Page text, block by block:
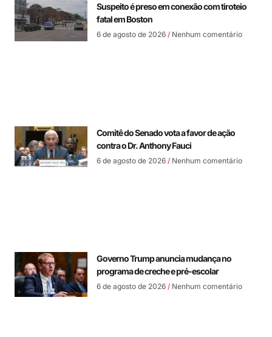
Suspeito é preso em conexão com tiroteio
fatal em Boston
6 de agosto de 2026 Nenhum comentário
Comitê do Senado vota a favor de ação
contra o Dr. Anthony Fauci
6 de agosto de 2026 Nenhum comentário
Governo Trump anuncia mudança no
programa de creche e pré-escolar
6 de agosto de 2026 Nenhum comentário